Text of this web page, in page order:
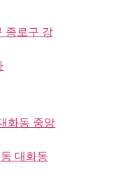
종로구 강
화동 중앙
대화동